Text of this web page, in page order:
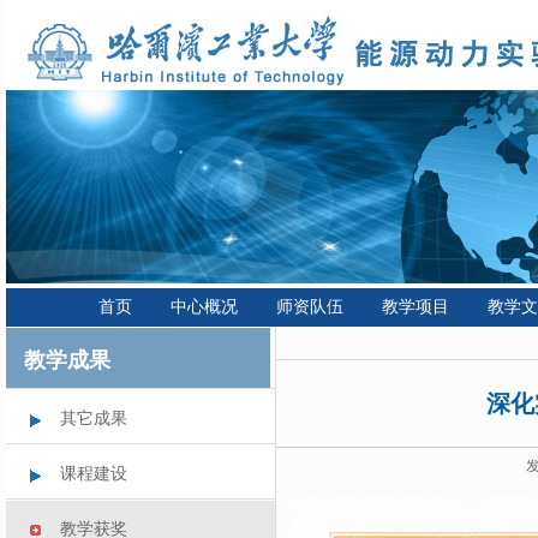
首页 中心概况 师资队伍 教学项目 教学
教学成果
其它成果
课程建设
教学获奖
深